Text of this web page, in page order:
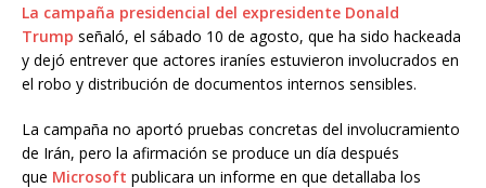
La campaña presidencial del expresidente Donald
Trump señaló, el sábado 10 de agosto, que ha sido hackeada
y dejó entrever que actores iraníes estuvieron involucrados en
el robo y distribución de documentos internos sensibles.
La campaña no aportó pruebas concretas del involucramiento
de Irán, pero la afirmación se produce un día después
que Microsoft publicara un informe en que detallaba los